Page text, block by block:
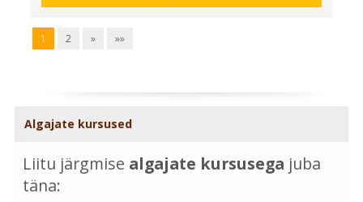
1 2 » »»
Algajate kursused
Liitu järgmise algajate kursusega juba
täna: